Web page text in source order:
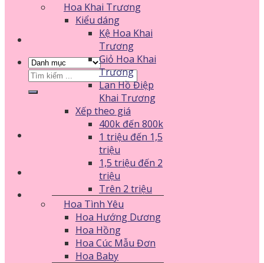
Tìm
kiếm:
Hoa Khai Trương
Kiểu dáng
Kệ Hoa Khai
Trương
Giỏ Hoa Khai
Trương
Lan Hồ Điệp
Khai Trương
Xếp theo giá
400k đến 800k
1 triệu đến 1,5
triệu
1,5 triệu đến 2
triệu
Trên 2 triệu
Hoa Tình Yêu
Hoa Hướng Dương
Hoa Hồng
Hoa Cúc Mẫu Đơn
Hoa Baby